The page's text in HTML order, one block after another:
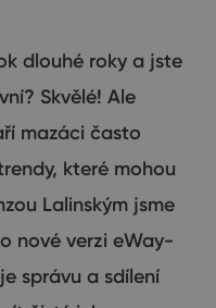
dlouhé roky a jste
Skvělé! Ale
mazáci často
které mohou
Lalinským jsme
nové verzi eWay-
správu a sdílení